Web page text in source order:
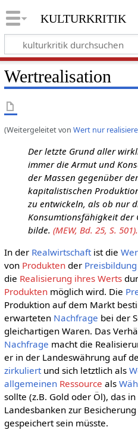
kulturkritik
Wertrealisation
(Weitergeleitet von Wert nur
Der letzte Grund aller
immer die Armut und
der Massen gegenüber
kapitalistischen
zu entwickeln, als ob nur
Konsumtionsfähigkeit der
bilde. (MEW, Bd. 25, S. 501).
In der Realwirtschaftist die
von Produktender Preisbildung
die Realisierung ihres Werts
Produktenmöglich wird. Die
Produktion auf dem Markt
erwarteten Nachfrage bei der
gleichartigen Waren. Das
Nachfrage macht die
er in der Landeswährung auf
zirkuliertund sich letztlich als
allgemeinen Ressource als
sollte (z.B. Gold oder Öl), das
Landesbanken zur
gespeichert sein müsste.